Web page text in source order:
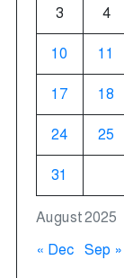
August 2025
3 4
10 11
17 18
24 25
31
« Dec Sep »